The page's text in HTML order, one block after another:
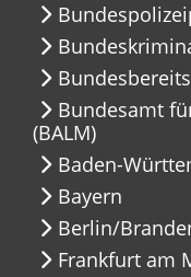
Bundesamt
(BALM)
Baden-
Bayern
Berlin/
Frankfurt am